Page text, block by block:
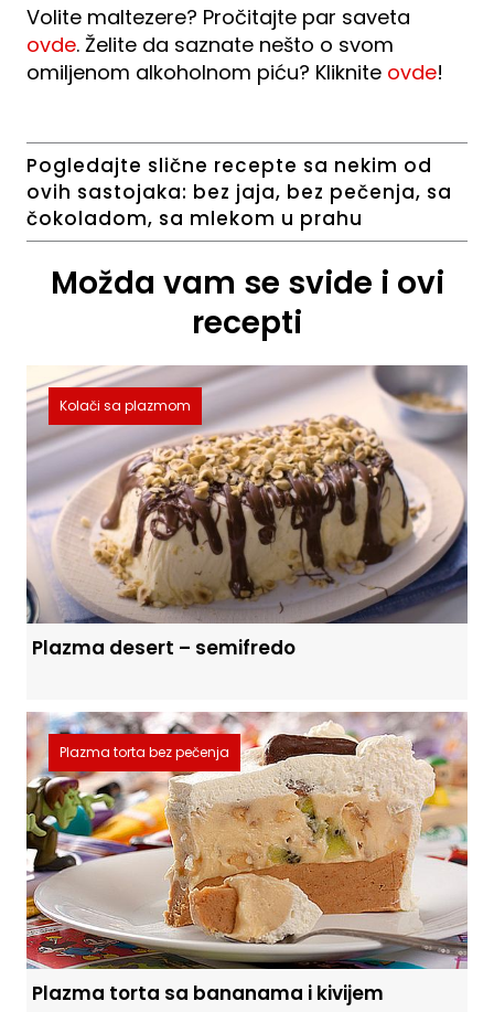
Volite maltezere? Pročitajte par saveta
ovde. Želite da saznate nešto o svom
omiljenom alkoholnom piću? Kliknite ovde!
Pogledajte slične recepte sa nekim od
ovih sastojaka: bez jaja, bez pečenja, sa
čokoladom, sa mlekom u prahu
Možda vam se svide i ovi
recepti
Kolači sa plazmom
Plazma desert – semifredo
Plazma torta bez pečenja
Plazma torta sa bananama i kivijem